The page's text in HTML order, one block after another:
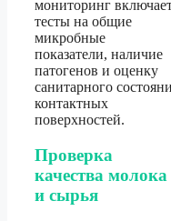
мониторинг
тесты на общие
микробные
показатели, наличие
патогенов и оценку
санитарного
контактных
поверхностей.
Проверка
качества молока
и сырья